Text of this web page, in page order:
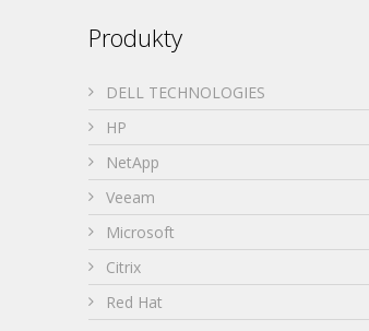
Produkty
DELL TECHNOLOGIES
HP
NetApp
Veeam
Microsoft
Citrix
Red Hat